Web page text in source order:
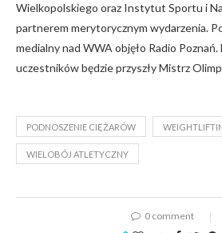
Wielkopolskiego oraz Instytut Sportu i
partnerem merytorycznym wydarzenia.
medialny nad WWA objęło Radio
uczestników będzie przyszły Mistrz
PODNOSZENIE CIĘŻARÓW
WIELOBÓJ ATLETYCZNY
0 comment